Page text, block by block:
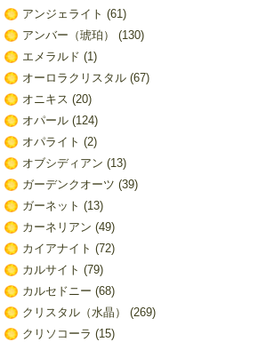
アンジェライト (61)
アンバー（琥珀）
(130)
エメラルド (1)
オーロラクリスタル(67)
オニキス (20)
オパール(124)
オパライト (2)
オブシディアン (13)
ガーデンクオーツ (39)
ガーネット (13)
カーネリアン (49)
カイアナイト (72)
カルサイト (79)
カルセドニー (68)
クリスタル（水晶）
(269)
クリソコーラ (15)